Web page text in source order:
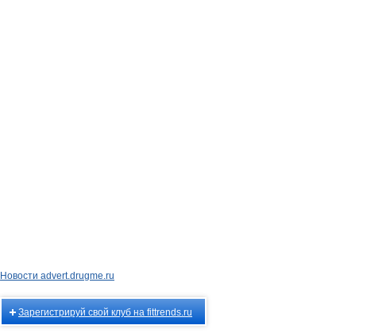
Новости advert.drugme.ru
Зарегистрируй свой клуб на fittrends.ru